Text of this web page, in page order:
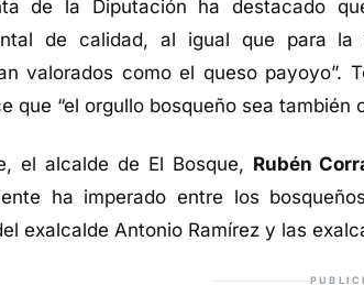
de la Diputación ha destacado
de calidad, al igual que para
valorados como el queso payoyo”.
que “el orgullo bosqueño sea también
el alcalde de El Bosque, Rubén
ha imperado entre los
exalcalde Antonio Ramírez y las